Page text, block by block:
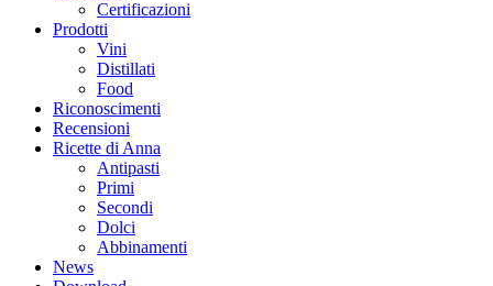
Certificazioni
Prodotti
Vini
Distillati
Food
Riconoscimenti
Recensioni
Ricette di Anna
Antipasti
Primi
Secondi
Dolci
Abbinamenti
News